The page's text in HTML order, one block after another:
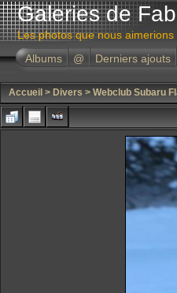
Galeries de
Les photos que nous
Albums
@ Derniers ajouts
Accueil > Divers > Webclub Subaru